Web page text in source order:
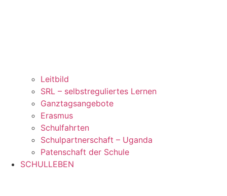
Leitbild
SRL – selbstreguliertes Lernen
Ganztagsangebote
Erasmus
Schulfahrten
Schulpartnerschaft – Uganda
Patenschaft der Schule
SCHULLEBEN